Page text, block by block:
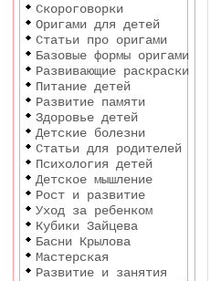
Скороговорки
Оригами для детей
Статьи про оригами
Базовые формы оригами
Развивающие раскраски
Питание детей
Развитие памяти
Здоровье детей
Детские болезни
Статьи для родителей
Психология детей
Детское мышление
Рост и развитие
Уход за ребенком
Кубики Зайцева
Басни Крылова
Мастерская
Развитие и занятия